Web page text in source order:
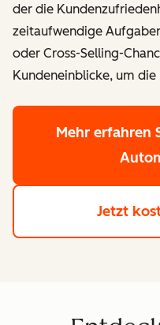
der die
zeitaufwendige
oder Cross-Selling-
Kundeneinblicke, um
Mehr erfahren
Jetzt